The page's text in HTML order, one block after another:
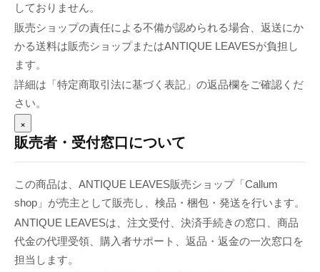
しておりません。
販売ショップの責任による不備が認められる場合、返送にか
かる送料は販売ショップまたはANTIQUE LEAVESが負担し
ます。
詳細は「特定商取引法に基づく表記」の返品欄をご確認くだ
さい。
×
販売者・受付窓口について
この商品は、ANTIQUE LEAVES販売ショップ「Callum
shop」が売主として販売し、検品・梱包・発送を行います。
ANTIQUE LEAVESは、注文受付、決済手続きの窓口、商品
代金の代理受領、購入者サポート、返品・返金の一次窓口を
担当します。